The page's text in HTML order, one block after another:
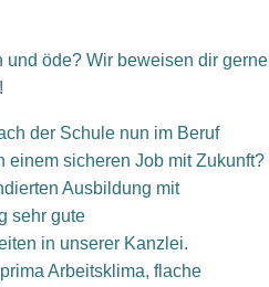
und öde? Wir beweisen dir gerne
der Schule nun im Beruf
einem sicheren Job mit Zukunft?
Ausbildung mit
sehr gute
in unserer Kanzlei.
Arbeitsklima, flache